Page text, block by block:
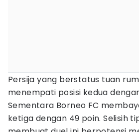
Persija yang berstatus tuan
menempati posisi kedua
Sementara Borneo FC
ketiga dengan 49 poin. Selisih